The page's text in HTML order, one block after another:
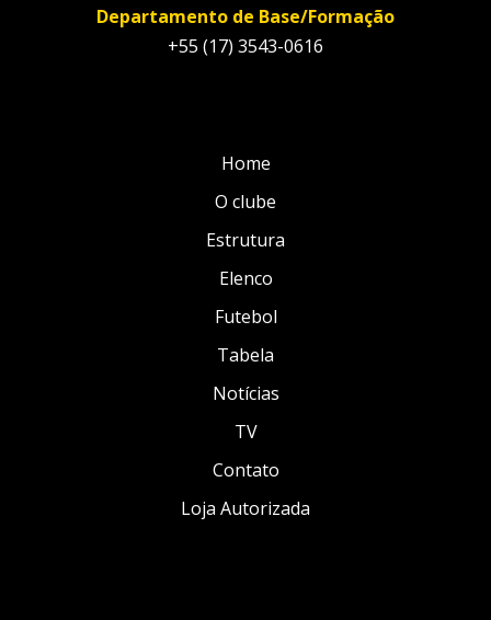
Departamento de Base/Formação
+55 (17) 3543-0616
Home
O clube
Estrutura
Elenco
Futebol
Tabela
Notícias
TV
Contato
Loja Autorizada